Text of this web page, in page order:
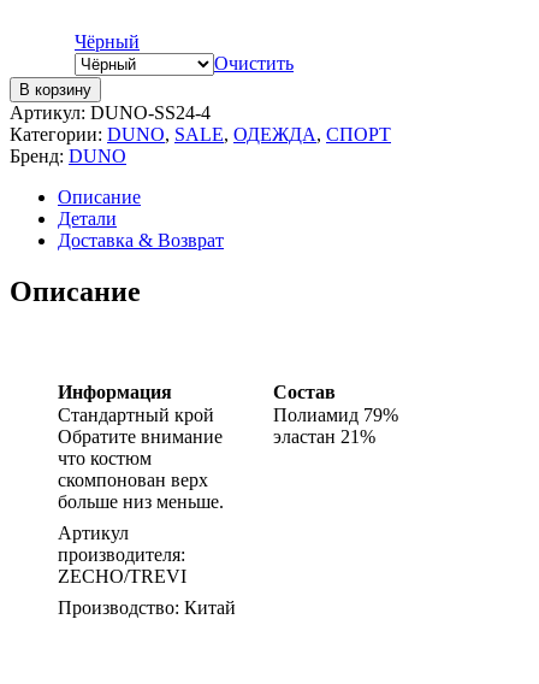
Чёрный
Очистить
В корзину
Артикул: DUNO-SS24-4
Категории: DUNO, SALE, ОДЕЖДА, СПОРТ
Бренд: DUNO
Описание
Детали
Доставка & Возврат
Описание
Информация
Стандартный крой
Обратите внимание
что костюм
скомпонован верх
больше низ меньше.
Артикул
производителя:
ZECHO/TREVI
Производство: Китай
Состав
Полиамид 79%
эластан 21%